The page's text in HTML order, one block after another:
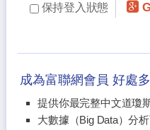
保持登入狀態
成為富聯網會員 好處多
提供你最完整中文道瓊
大數據（Big Data）分